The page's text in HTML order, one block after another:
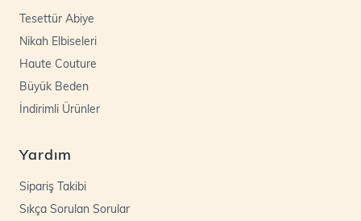
Tesettür Abiye
Nikah Elbiseleri
Haute Couture
Büyük Beden
İndirimli Ürünler
Yardım
Sipariş Takibi
Sıkça Sorulan Sorular